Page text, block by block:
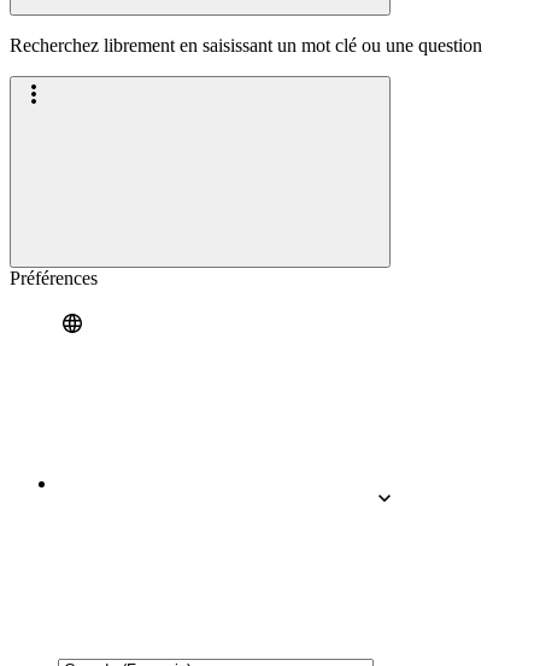
Recherchez librement en saisissant un mot clé ou une question
Préférences